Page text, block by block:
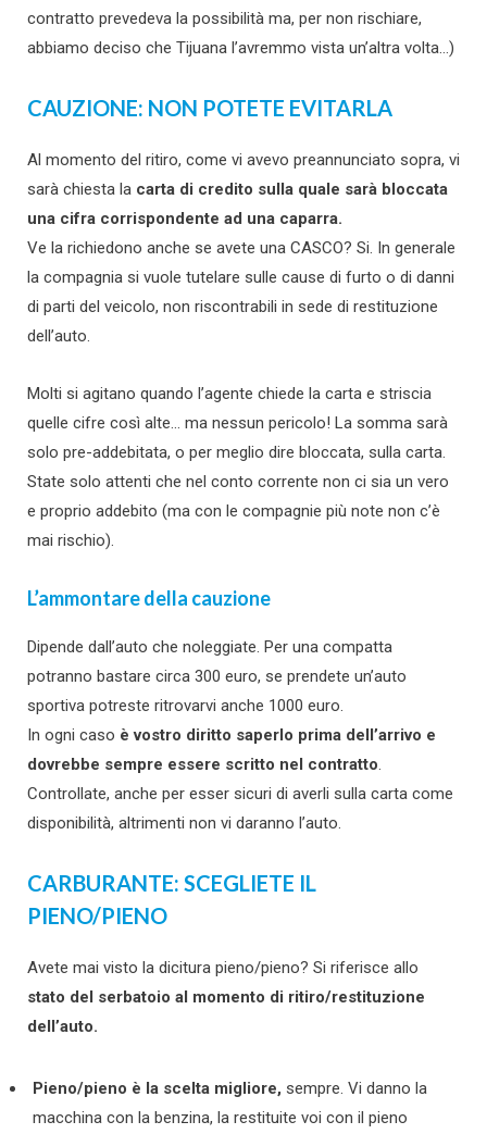
contratto prevedeva la possibilità ma, per non rischiare,
abbiamo deciso che Tijuana l’avremmo vista un’altra volta…)
CAUZIONE: NON POTETE EVITARLA
Al momento del ritiro, come vi avevo preannunciato sopra, vi
sarà chiesta la carta di credito sulla quale sarà bloccata
una cifra corrispondente ad una caparra.
Ve la richiedono anche se avete una CASCO? Si. In generale
la compagnia si vuole tutelare sulle cause di furto o di danni
di parti del veicolo, non riscontrabili in sede di restituzione
dell’auto.
Molti si agitano quando l’agente chiede la carta e striscia
quelle cifre così alte… ma nessun pericolo! La somma sarà
solo pre-addebitata, o per meglio dire bloccata, sulla carta.
State solo attenti che nel conto corrente non ci sia un vero
e proprio addebito (ma con le compagnie più note non c’è
mai rischio).
L’ammontare della cauzione
Dipende dall’auto che noleggiate. Per una compatta
potranno bastare circa 300 euro, se prendete un’auto
sportiva potreste ritrovarvi anche 1000 euro.
In ogni caso è vostro diritto saperlo prima dell’arrivo e
dovrebbe sempre essere scritto nel contratto.
Controllate, anche per esser sicuri di averli sulla carta come
disponibilità, altrimenti non vi daranno l’auto.
CARBURANTE: SCEGLIETE IL
PIENO/PIENO
Avete mai visto la dicitura pieno/pieno? Si riferisce allo
stato del serbatoio al momento di ritiro/restituzione
dell’auto.
Pieno/pieno è la scelta migliore, sempre. Vi danno la
macchina con la benzina, la restituite voi con il pieno